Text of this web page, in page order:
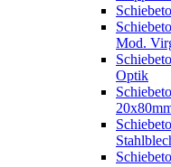
Mod.
Optik